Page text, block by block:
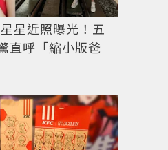
星近照曝光！五
直呼「縮小版爸